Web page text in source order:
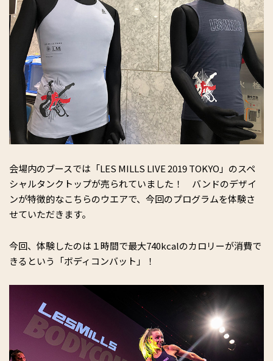
会場内のブースでは「LES MILLS LIVE 2019 TOKYO」のスペ
シャルタンクトップが売られていました！ バンドのデザイ
ンが特徴的なこちらのウエアで、今回のプログラムを体験さ
せていただきます。
今回、体験したのは１時間で最大740kcalのカロリーが消費で
きるという「ボディコンバット」！